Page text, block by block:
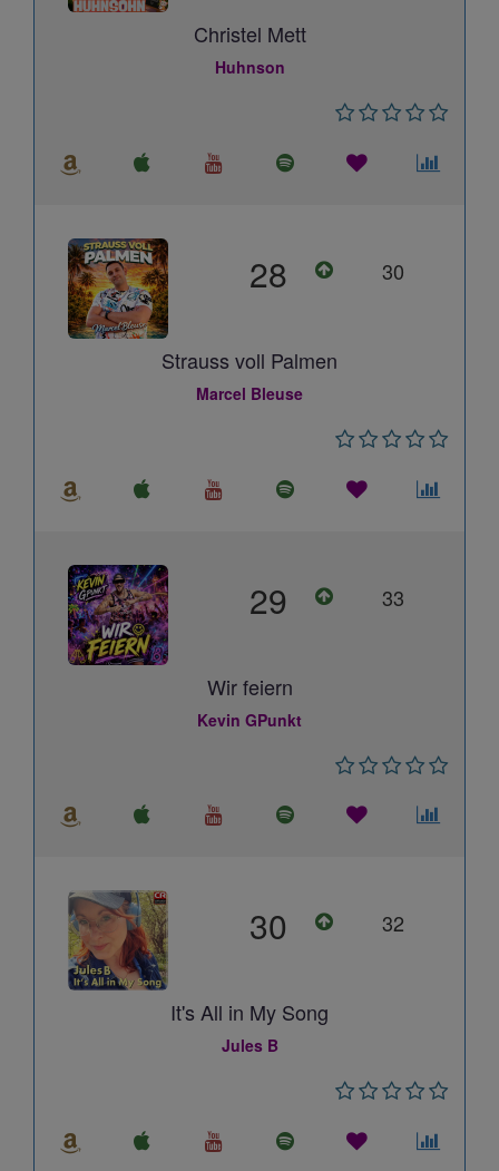
Christel Mett
Huhnson
28 30
Strauss voll Palmen
Marcel Bleuse
29 33
Wir feiern
Kevin GPunkt
30 32
It's All in My Song
Jules B